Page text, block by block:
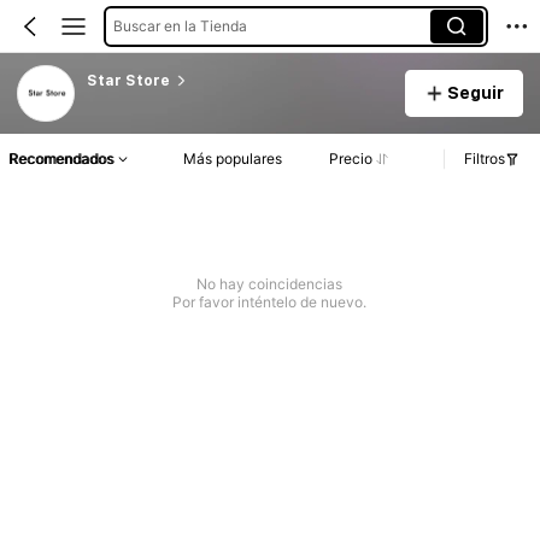
Buscar en la Tienda
Star Store
Seguir
Recomendados Más populares Precio Filtros
No hay coincidencias
Por favor inténtelo de nuevo.